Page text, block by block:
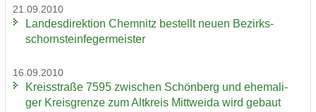
21.09.2010
Lan­des­di­rek­ti­on Chem­nitz be­stellt neuen Be­zirks­
schorn­stein­fe­ger­meis­ter
16.09.2010
Kreis­stra­ße 7595 zwi­schen Schön­berg und ehe­ma­li­
ger Kreis­gren­ze zum Alt­kreis Mitt­wei­da wird ge­baut